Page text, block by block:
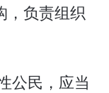
，负责组织
公民，应当